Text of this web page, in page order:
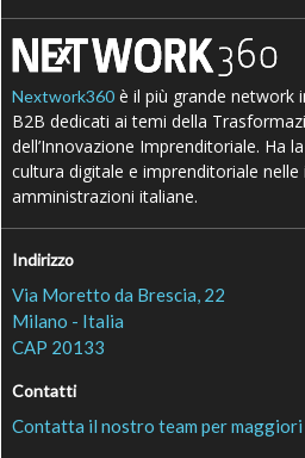
Nextwork360 è il più grande network
B2B dedicati ai temi della
dell’Innovazione Imprenditoriale. Ha
cultura digitale e imprenditoriale nelle
amministrazioni italiane.
Indirizzo
Via Moretto da Brescia, 22
Milano - Italia
CAP 20133
Contatti
Contatta il nostro team per